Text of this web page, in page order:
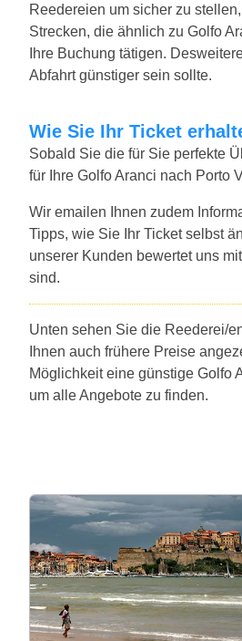
Reedereien um sicher zu
Strecken, die ähnlich zu Golfo
Ihre Buchung tätigen.
Abfahrt günstiger sein sollte.
Wie Sie Ihr Ticket
Sobald Sie die für Sie perfekte
für Ihre Golfo Aranci nach Porto
Wir emailen Ihnen zudem
Tipps, wie Sie Ihr Ticket selbst
unserer Kunden bewertet uns
sind.
Unten sehen Sie die Reederei/
Ihnen auch frühere Preise
Möglichkeit eine günstige Golfo
um alle Angebote zu finden.